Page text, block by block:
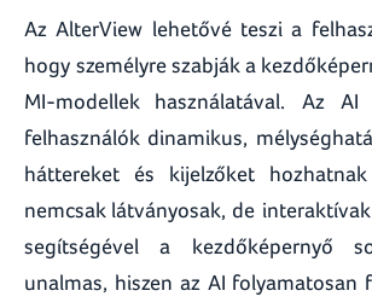
Az AlterView lehetővé teszi a
hogy személyre szabják a
MI-modellek használatával. Az AI
felhasználók dinamikus,
háttereket és kijelzőket
nemcsak látványosak, de
segítségével a kezdőképernyő
unalmas, hiszen az AI folyamatosan